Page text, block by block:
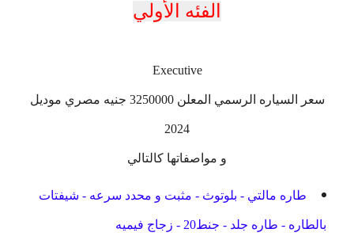
الفئه الأولي
Executive
سعر السياره الرسمي المعلن 3250000 جنيه مصري موديل
2024
و مواصفاتها كالتالي
طاره مالتي - بلوتوث - مثبت و محدد سرعه - شيفتات
بالطاره - طاره جلد - جنط20 - زجاج فيميه